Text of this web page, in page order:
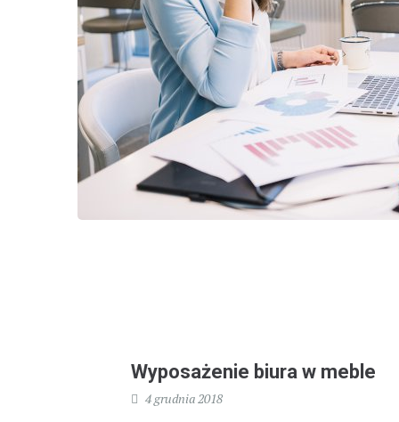
Wyposażenie biura w meble
4 grudnia 2018